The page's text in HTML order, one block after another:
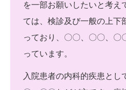
を一部お願いしたいと考え
ては、検診及び一般の上下
っており、〇〇、〇〇、〇
っています。
入院患者の内科的疾患とし